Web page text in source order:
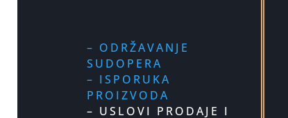
– ODRŽAVANJE
SUDOPERA
– ISPORUKA
PROIZVODA
– USLOVI PRODAJE I